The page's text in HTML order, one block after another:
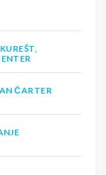
ČARTER